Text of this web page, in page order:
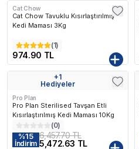
Cat Chow
Cat Chow Tavuklu Kısırlaştırılmış
Kedi Maması 3Kg
(1)
974.90 TL
+1
Hediyeler
Pro Plan
Pro Plan Sterilised Tavşan Etli
Kısırlaştırılmış Kedi Maması 10Kg
(0)
%15
İndirim
6,457.70 TL
5,472.63 TL